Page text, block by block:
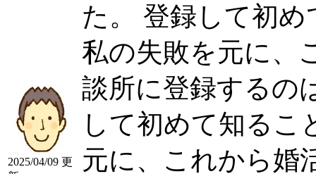
2025/04/09 更
た。 登録して初
私の失敗を元に、
談所に登録するの
して初めて知るこ
元に、これから婚